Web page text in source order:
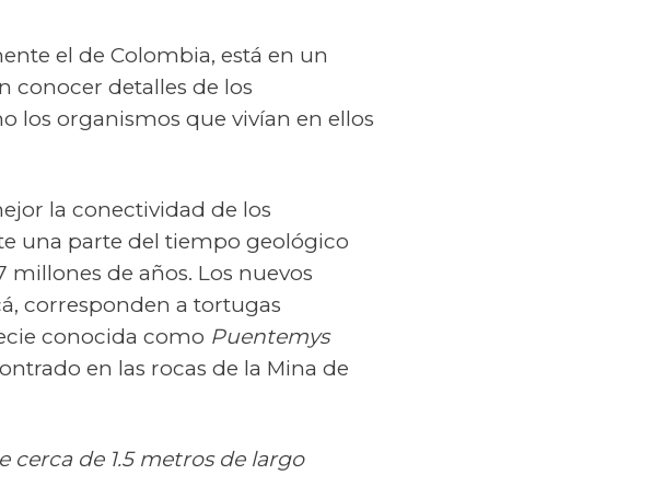
el de Colombia, está en un
conocer detalles de los
los organismos que vivían en ellos
la conectividad de los
una parte del tiempo geológico
de años. Los nuevos
corresponden a tortugas
conocida como Puentemys
en las rocas de la Mina de
cerca de 1.5 metros de largo